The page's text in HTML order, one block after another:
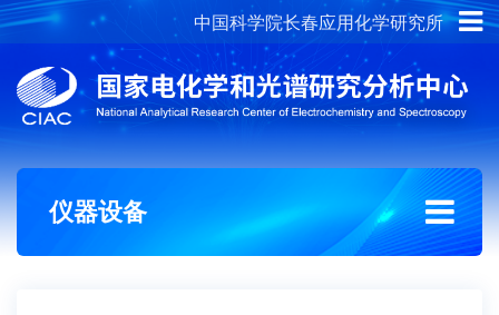
中国科学院长春应用化学研究所
概况介绍 组织架构
仪器设备